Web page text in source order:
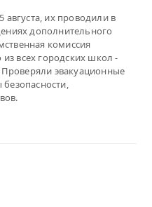
августа, их проводили в
дополнительного
комиссия
всех городских школ -
Проверяли эвакуационные